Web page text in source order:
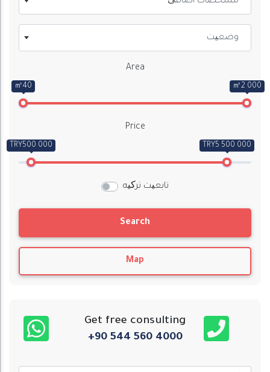
وضعیت
Area
㎡40 ㎡2 000
Price
TRY500 000 TRY5 500 000
تابعیت ترکیه
Search
Map
Get free consulting
+90 544 560 4000